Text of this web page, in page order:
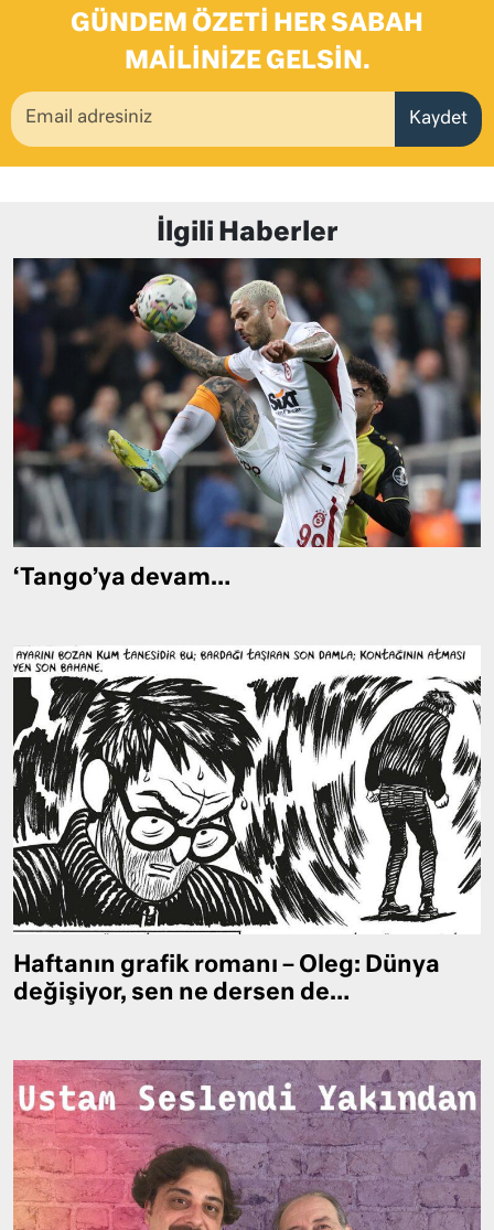
GÜNDEM ÖZETI HER SABAH
MAILINIZE GELSIN.
Kaydet
İlgili Haberler
‘Tango’ya devam…
Haftanın grafik romanı – Oleg: Dünya
değişiyor, sen ne dersen de…